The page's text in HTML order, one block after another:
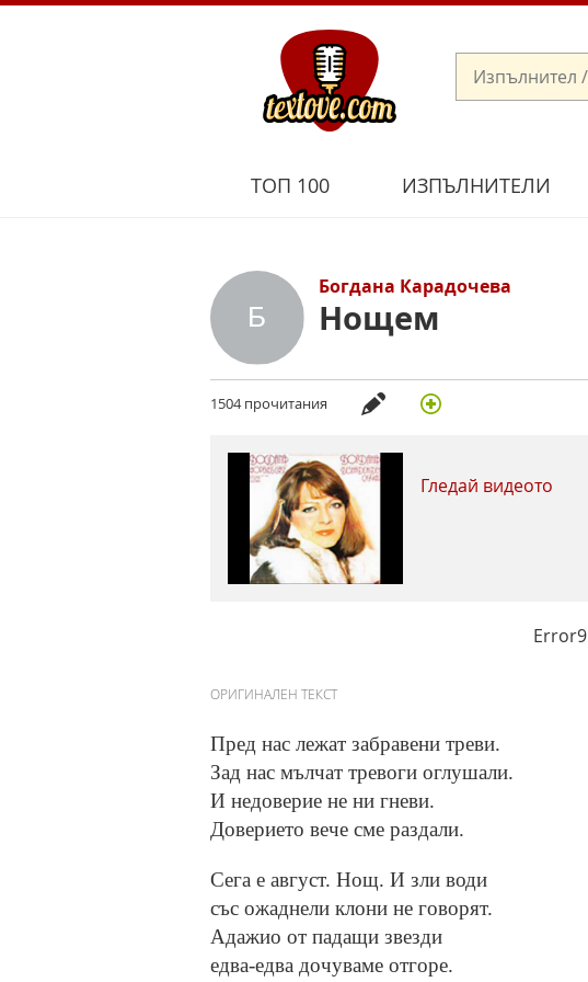
ТОП 100 ИЗПЪЛНИТЕЛИ
Богдана Карадочева
Нощем
1504 прочитания
Гледай видеото
Error9
ОРИГИНАЛЕН ТЕКСТ
Пред нас лежат забравени треви.
Зад нас мълчат тревоги оглушали.
И недоверие не ни гневи.
Доверието вече сме раздали.
Сега е август. Нощ. И зли води
със ожаднели клони не говорят.
Адажио от падащи звезди
едва-едва дочуваме отгоре.